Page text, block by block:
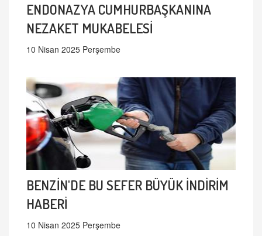
ENDONAZYA CUMHURBAŞKANINA
NEZAKET MUKABELESİ
10 Nisan 2025 Perşembe
BENZİN'DE BU SEFER BÜYÜK İNDİRİM
HABERİ
10 Nisan 2025 Perşembe